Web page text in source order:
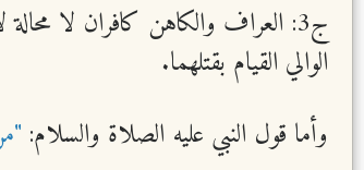
ج3: العراف والكاهن كافران لا
الوالي القيام بقتلهما.
وأما قول النبي عليه الصلاة والسلام: